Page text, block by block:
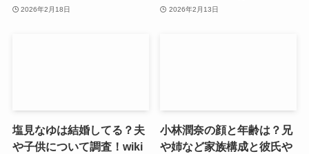
2026年2月18日 2026年2月13日
塩見なゆは結婚してる？夫
や子供について調査！wiki
小林潤奈の顔と年齢は？兄
や姉など家族構成と彼氏や